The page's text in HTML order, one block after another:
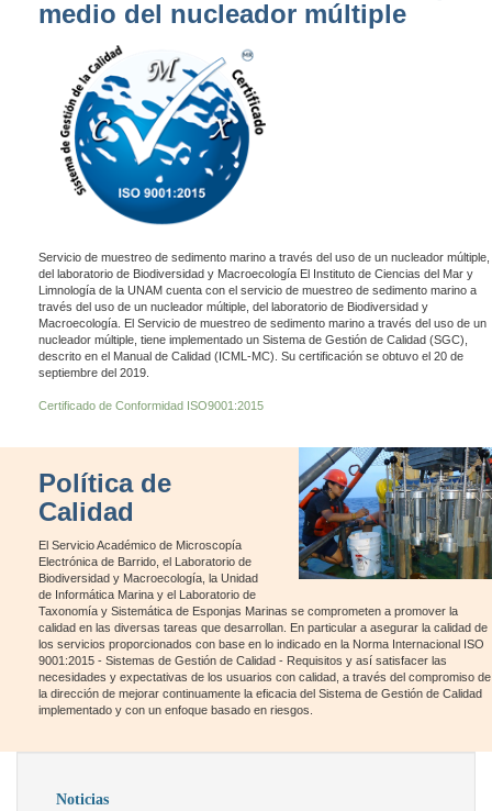
medio del nucleador múltiple
Servicio de muestreo de sedimento marino a través del uso de un nucleador múltiple,
del laboratorio de Biodiversidad y Macroecología El Instituto de Ciencias del Mar y
Limnología de la UNAM cuenta con el servicio de muestreo de sedimento marino a
través del uso de un nucleador múltiple, del laboratorio de Biodiversidad y
Macroecología. El Servicio de muestreo de sedimento marino a través del uso de un
nucleador múltiple, tiene implementado un Sistema de Gestión de Calidad (SGC),
descrito en el Manual de Calidad (ICML-MC). Su certificación se obtuvo el 20 de
septiembre del 2019.
Certificado de Conformidad ISO9001:2015
Política de
Calidad
El Servicio Académico de Microscopía
Electrónica de Barrido, el Laboratorio de
Biodiversidad y Macroecología, la Unidad
de Informática Marina y el Laboratorio de
Taxonomía y Sistemática de Esponjas Marinas se comprometen a promover la
calidad en las diversas tareas que desarrollan. En particular a asegurar la calidad de
los servicios proporcionados con base en lo indicado en la Norma Internacional ISO
9001:2015 - Sistemas de Gestión de Calidad - Requisitos y así satisfacer las
necesidades y expectativas de los usuarios con calidad, a través del compromiso de
la dirección de mejorar continuamente la eficacia del Sistema de Gestión de Calidad
implementado y con un enfoque basado en riesgos.
Noticias